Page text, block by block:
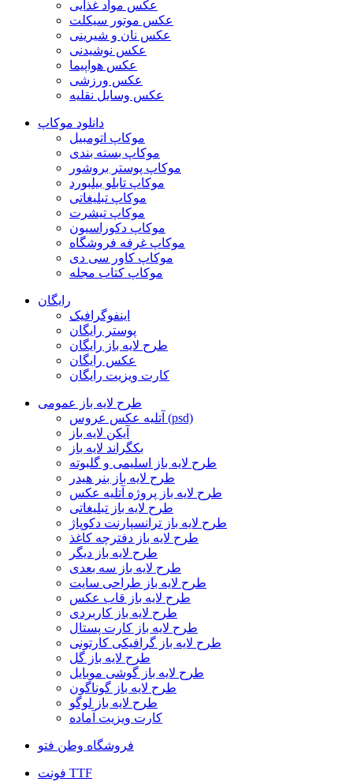
عکس مواد غذایی
عکس موتور سیکلت
عکس نان و شیرینی
عکس نوشیدنی
عکس هواپیما
عکس ورزشی
عکس وسایل نقلیه
دانلود موکاپ
موکاپ اتومبیل
موکاپ بسته بندی
موکاپ پوستر بروشور
موکاپ تابلو بیلبورد
موکاپ تبلیغاتی
موکاپ تیشرت
موکاپ دکوراسیون
موکاپ غرفه فروشگاه
موکاپ کاور سی دی
موکاپ کتاب مجله
رایگان
اینفوگرافیک
پوستر رایگان
طرح لایه باز رایگان
عکس رایگان
کارت ویزیت رایگان
طرح لایه باز عمومی
آتلیه عکس عروس (psd)
آیکن لایه باز
بکگراند لایه باز
طرح لایه باز اسلیمی و گلبوته
طرح لایه باز بنر هیدر
طرح لایه باز پروژه آتلیه عکس
طرح لایه باز تبلیغاتی
طرح لایه باز ترانسپارنت دکوپاژ
طرح لایه باز دفترچه کاغذ
طرح لایه باز دیگر
طرح لایه باز سه بعدی
طرح لایه باز طراحی سایت
طرح لایه باز قاب عکس
طرح لایه باز کاربردی
طرح لایه باز کارت پستال
طرح لایه باز گرافیکی کارتونی
طرح لایه باز گل
طرح لایه باز گوشی موبایل
طرح لایه باز گوناگون
طرح لایه باز لوگو
کارت ویزیت آماده
فروشگاه وطن فتو
فونت TTF